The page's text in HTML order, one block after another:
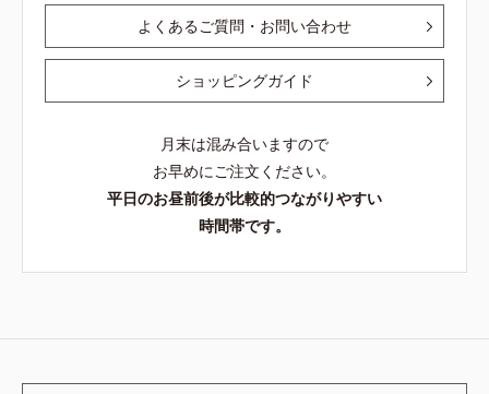
よくあるご質問・お問い合わせ
ショッピングガイド
月末は混み合いますので
お早めにご注文ください。
平日のお昼前後が比較的つながりやすい
時間帯です。